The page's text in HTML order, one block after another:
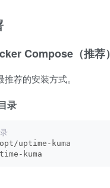
Compose（推荐）
荐的安装方式。
录
uptime-kuma
kuma